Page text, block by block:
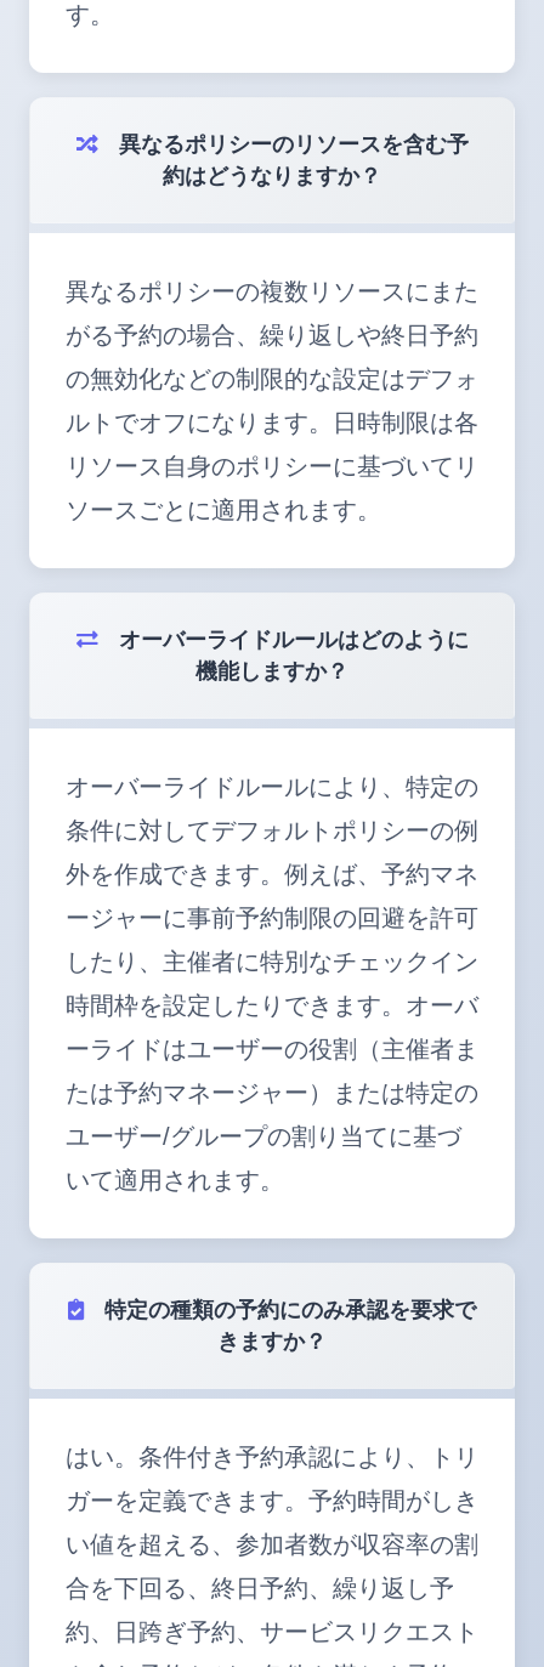
す。
約はどうなりますか？
異なるポリシーの複数リソースにまた
がる予約の場合、繰り返しや終日予約
の無効化などの制限的な設定はデフォ
ルトでオフになります。日時制限は各
リソース自身のポリシーに基づいてリ
ソースごとに適用されます。
機能しますか？
オーバーライドルールにより、特定の
条件に対してデフォルトポリシーの例
外を作成できます。例えば、予約マネ
ージャーに事前予約制限の回避を許可
したり、主催者に特別なチェックイン
時間枠を設定したりできます。オーバ
ーライドはユーザーの役割（主催者ま
たは予約マネージャー）または特定の
ユーザー/グループの割り当てに基づ
いて適用されます。
きますか？
はい。条件付き予約承認により、トリ
ガーを定義できます。予約時間がしき
い値を超える、参加者数が収容率の割
合を下回る、終日予約、繰り返し予
約、日跨ぎ予約、サービスリクエスト